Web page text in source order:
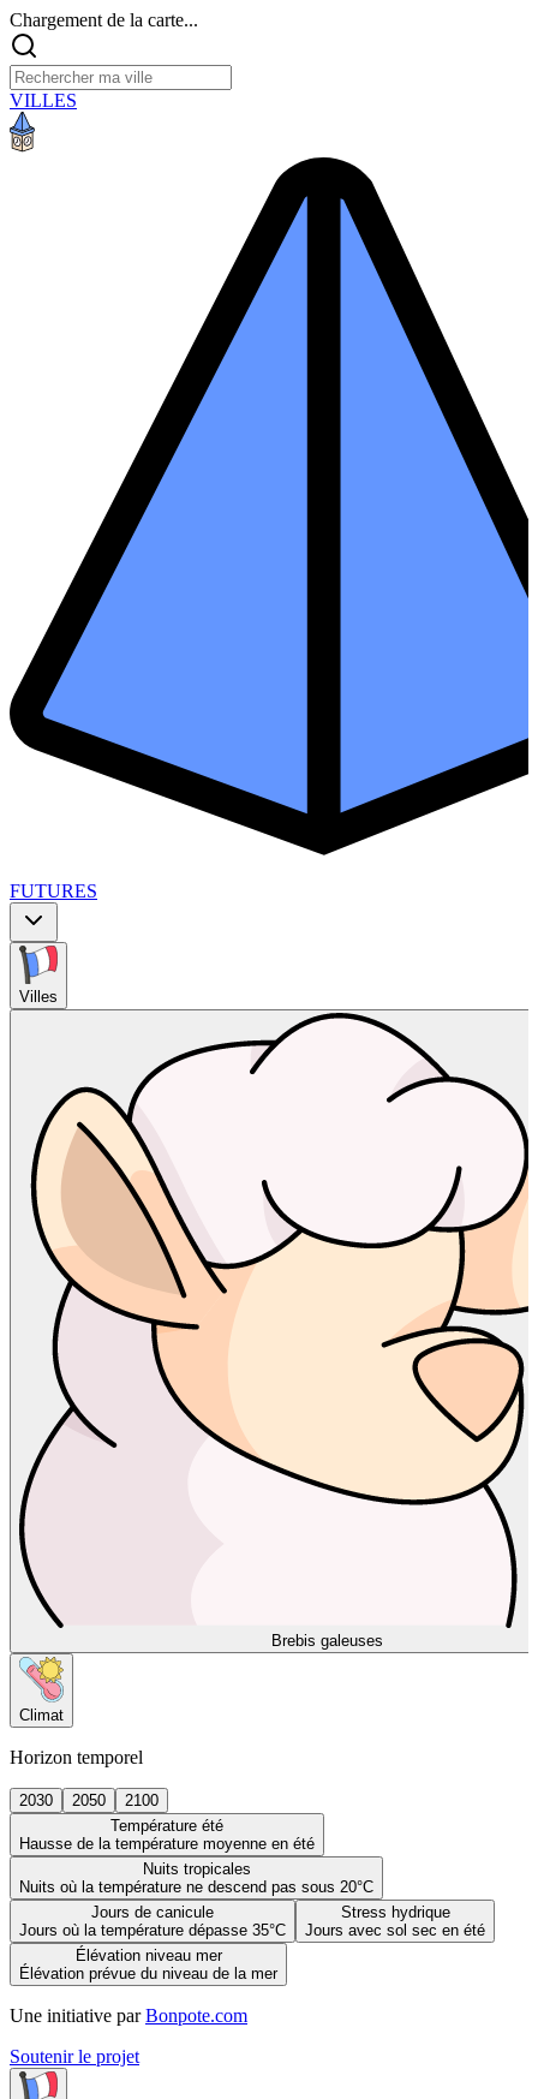
Chargement de la carte...
VILLES
FUTURES
Villes
Brebis galeuses
Climat
Horizon temporel
2030 2050
2100
Température été
Hausse de la température moyenne en été
Nuits tropicales
Nuits où la température ne descend pas sous 20°C
Jours de canicule
Jours où la température dépasse 35°C
Stress hydrique
Jours avec sol sec en été
Élévation niveau mer
Élévation prévue du niveau de la mer
Une initiative par Bonpote.com
Soutenir le projet